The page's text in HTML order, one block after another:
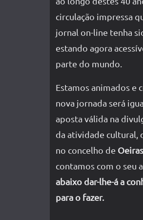
circulação impressa
jornal on-line tenha
estando agora
parte do mundo.
Estamos animados e
nova jornada será
aposta válida na
da atividade cultural,
no concelho de Oeiras
contamos com o seu
abaixo dar-lhe-á a
para o fazer.